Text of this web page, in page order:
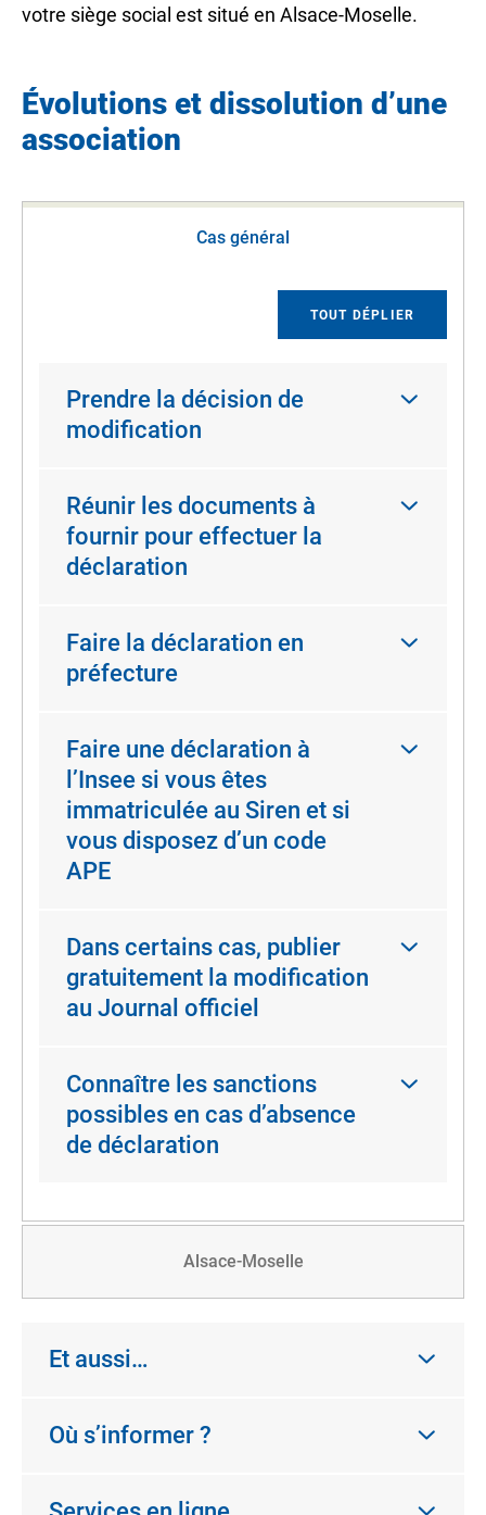
votre siège social est situé en Alsace-Moselle.
Évolutions et dissolution d’une
association
Cas général
TOUT DÉPLIER
Prendre la décision de
modification
Réunir les documents à
fournir pour effectuer la
déclaration
Faire la déclaration en
préfecture
Faire une déclaration à
l’Insee si vous êtes
immatriculée au Siren et si
vous disposez d’un code
APE
Dans certains cas, publier
gratuitement la modification
au Journal officiel
Connaître les sanctions
possibles en cas d’absence
de déclaration
Alsace-Moselle
Et aussi…
Où s’informer ?